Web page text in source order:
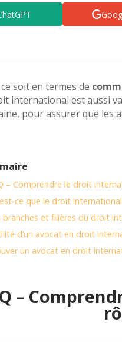
soit en termes de
international est aussi
pour assurer que les
– Comprendre le droit
ce que le droit
branches et filières du droit
d’un avocat en droit
un avocat en droit
–